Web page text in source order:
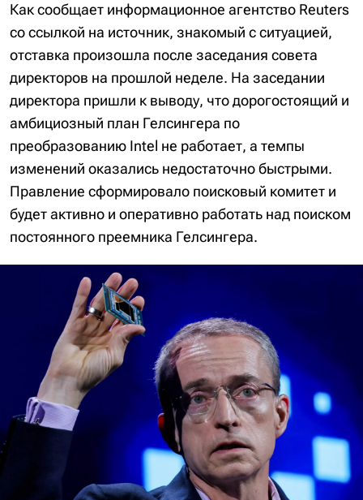
Как сообщает информационное агентство Reuters
со ссылкой на источник, знакомый с ситуацией,
отставка произошла после заседания совета
директоров на прошлой неделе. На заседании
директора пришли к выводу, что дорогостоящий и
амбициозный план Гелсингера по
преобразованию Intel не работает, а темпы
изменений оказались недостаточно быстрыми.
Правление сформировало поисковый комитет и
будет активно и оперативно работать над поиском
постоянного преемника Гелсингера.